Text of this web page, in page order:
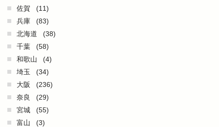
佐賀
(11)
兵庫
(83)
北海道
(38)
千葉
(58)
和歌山
(4)
埼玉
(34)
大阪
(236)
奈良
(29)
宮城
(55)
富山
(3)